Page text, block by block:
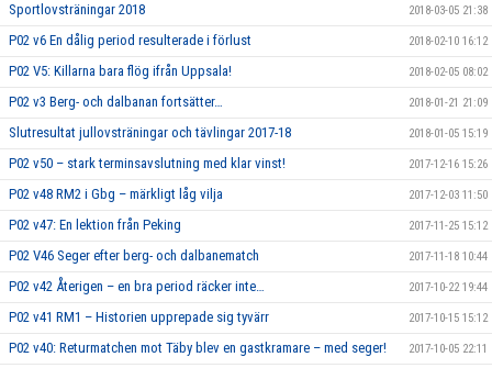
Sportlovsträningar 2018 2018-03-05 21:38
P02 v6 En dålig period resulterade i förlust 2018-02-10 16:12
P02 V5: Killarna bara flög ifrån Uppsala! 2018-02-05 08:02
P02 v3 Berg- och dalbanan fortsätter… 2018-01-21 21:09
Slutresultat jullovsträningar och tävlingar 2017-18 2018-01-05 15:19
P02 v50 – stark terminsavslutning med klar vinst! 2017-12-16 15:26
P02 v48 RM2 i Gbg – märkligt låg vilja 2017-12-03 11:50
P02 v47: En lektion från Peking 2017-11-25 15:12
P02 V46 Seger efter berg- och dalbanematch 2017-11-18 10:44
P02 v42 Återigen – en bra period räcker inte… 2017-10-22 19:44
P02 v41 RM1 – Historien upprepade sig tyvärr 2017-10-15 15:12
P02 v40: Returmatchen mot Täby blev en gastkramare – med seger! 2017-10-05 22:11